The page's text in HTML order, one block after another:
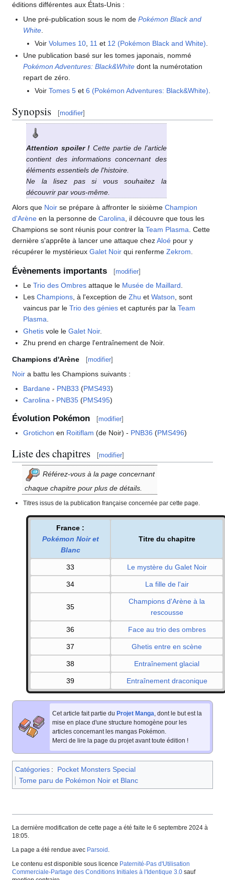
éditions différentes aux États-Unis :
Une pré-publication sous le nom dePokémon Black and
White
Voir Volumes 10, 11 et 12 (Pokémon Black and White).
Une publication basé sur les tomes japonais, nommé
Pokémon Adventures: Black&White dont la numérotation
repart de zéro.
Voir Tomes 5et 6 (Pokémon Adventures: Black&White)
Synopsis [modifier]
Attention spoiler ! Cette partie de l'article
contient des informations concernant des
éléments essentiels de l'histoire.
Ne la lisez pas si vous souhaitez la
découvrir par vous-même.
Alors que Noir se prépare à affronter le sixième Champion
d'Arène en la personne de Carolina , il découvre que tous les
Champions se sont réunis pour contrer la Team Plasma . Cette
dernière s'apprête à lancer une attaque chezAloé pour y
récupérer le mystérieux Galet Noir qui renferme Zekrom
Évènements importants [modifier]
LeTrio des Ombres attaque le Musée de Maillard
LesChampions, à l'exception deZhu etWatson, sont
vaincus par leTrio des génies et capturés par laTeam
Plasma.
Ghetis vole leGalet Noir.
Zhu prend en charge l'entraînement de Noir.
Champions d'Arène [modifier]
Noir a battu les Champions suivants :
Bardane - PNB33 (PMS493)
Carolina - PNB35 (PMS495)
Évolution Pokémon [modifier]
Grotichon en Roitiflam (de Noir) - PNB36 (PMS496)
Liste des chapitres [modifier]
Référez-vous à la page concernant
chaque chapitre pour plus de détails.
Titres issus de la publication française concernée par cette page.
France :
Pokémon Noir et
Blanc
Titre du chapitre
33 Le mystère du Galet Noir
34 La fille de l'air
35
Champions d'Arène à la
rescousse
36 Face au trio des ombres
37 Ghetis entre en scène
38 Entraînement glacial
39 Entraînement draconique
Cet article fait partie du Projet Manga , dont le but est la
mise en place d'une structure homogène pour les
articles concernant les mangas Pokémon.
Merci de lire la page du projet avant toute édition !
Catégories :
Pocket Monsters Special
Tome paru de Pokémon Noir et Blanc
La dernière modification de cette page a été faite le 6 septembre 2024 à
18:05.
La page a été rendue avec Parsoid
Le contenu est disponible sous licence Paternité-Pas d'Utilisation
Commerciale-Partage des Conditions Initiales à l'Identique 3.0 sauf